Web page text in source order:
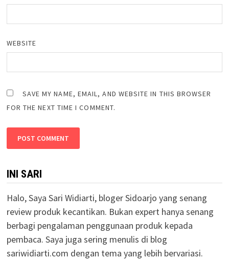
WEBSITE
SAVE MY NAME, EMAIL, AND WEBSITE IN THIS BROWSER
FOR THE NEXT TIME I COMMENT.
INI SARI
Halo, Saya Sari Widiarti, bloger Sidoarjo yang senang
review produk kecantikan. Bukan expert hanya senang
berbagi pengalaman penggunaan produk kepada
pembaca. Saya juga sering menulis di blog
sariwidiarti.com dengan tema yang lebih bervariasi.